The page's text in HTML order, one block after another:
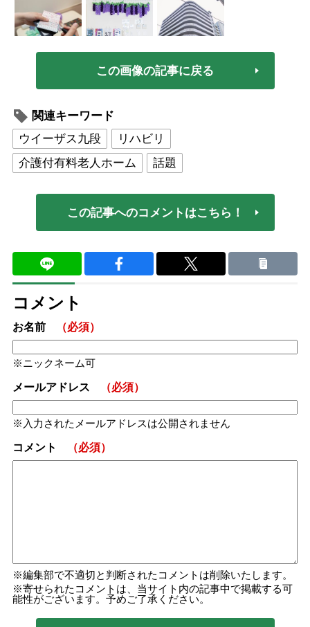
この画像の記事に戻る
関連キーワード
ウイーザス九段
リハビリ
介護付有料老人ホーム
話題
この記事へのコメントはこちら！
コメント
お名前 （必須）
ニックネーム可
メールアドレス （必須）
入力されたメールアドレスは公開されません
コメント （必須）
編集部で不適切と判断されたコメントは削除いたします。
寄せられたコメントは、当サイト内の記事中で掲載する可
能性がございます。予めご了承ください。